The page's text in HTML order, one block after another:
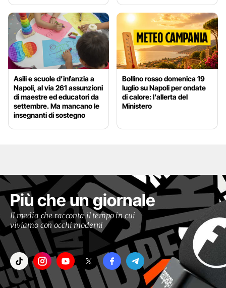
Asili e scuole d’infanzia a
Napoli, al via 261 assunzioni
di maestre ed educatori da
settembre. Ma mancano le
insegnanti di sostegno
Bollino rosso domenica 19
luglio su Napoli per ondate
di calore: l’allerta del
Ministero
Più che un giornale
Il media che racconta il tempo in cui
viviamo con occhi moderni